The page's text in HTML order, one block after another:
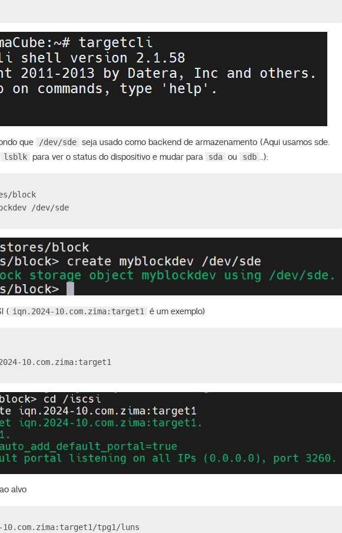
que /dev/sde seja usado como backend de armazenamento (Aqui usamos sde.
lsblk para ver o status do dispositivo e mudar para sda ou sdb ..):
block
/dev/sde
( iqn.2024-10.com.zima:target1 é um exemplo)
10.com.zima:target1
alvo
10.com.zima:target1/tpg1/luns